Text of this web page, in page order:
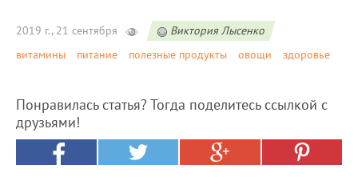
2019 г., 21 сентября
Виктория Лысенко
витамины
питание полезные продукты овощи здоровье
Понравилась статья? Тогда поделитесь ссылкой с
друзьями!